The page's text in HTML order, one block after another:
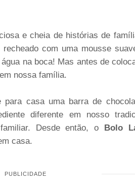
e cheia de histórias de
com uma mousse
na boca! Mas antes de
nossa família.
casa uma barra de
diferente em nosso
Desde então, o Bolo
casa.